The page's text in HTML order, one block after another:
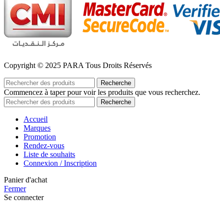
Copyright © 2025 PARA Tous Droits Réservés
Recherche
Commencez à taper pour voir les produits que vous recherchez.
Recherche
Accueil
Marques
Promotion
Rendez-vous
Liste de souhaits
Connexion / Inscription
Panier d'achat
Fermer
Se connecter